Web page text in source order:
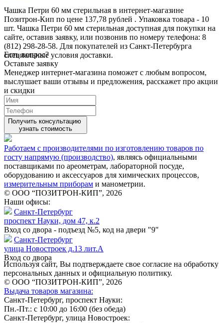
Чашка Петри 60 мм стерильная в интернет-магазине
Позитрон-Кип по цене 137,78 рублей . Упаковка товара - 10
шт. Чашка Петри 60 мм стерильная доступная для покупки на
сайте, оставив заявку, или позвонив по номеру телефона: 8
(812) 298-28-58. Для покупателей из Санкт-Петербурга
специальные условия доставки.
Есть вопрос?
Оставьте заявку
Менеджер интернет-магазина поможет с любым вопросом,
выслушает ваши отзывы и предложения, расскажет про акции
и скидки
Получить консультацию
узнать стоимость
Работаем с производителями по изготовлению товаров по
госту напрямую (производство), являясь официальными
поставщиками по ареометрам, лабораторной посуде,
оборудованию и аксессуаров для химических процессов,
измерительным приборам и манометрии.
© ООО “ПОЗИТРОН-КИП”, 2026
Наши офисы:
Санкт-Петербург
проспект Науки, дом 47, к.2
Вход со двора - подъезд №5, код на двери "9"
Санкт-Петербург
улица Новостроек д.13 лит.А
Вход со двора
Используя сайт, Вы подтверждаете свое согласие на обработку
персональных данных и официальную политику.
© ООО “ПОЗИТРОН-КИП”, 2026
Выдача товаров магазина:
Санкт-Петербург, проспект Науки:
Пн.-Пт.: с 10:00 до 16:00 (без обеда)
Санкт-Петербург, улица Новостроек: